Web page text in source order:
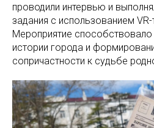
проводили интервью и
задания с использованием VR-
Мероприятие способствовало
истории города и
сопричастности к судьбе